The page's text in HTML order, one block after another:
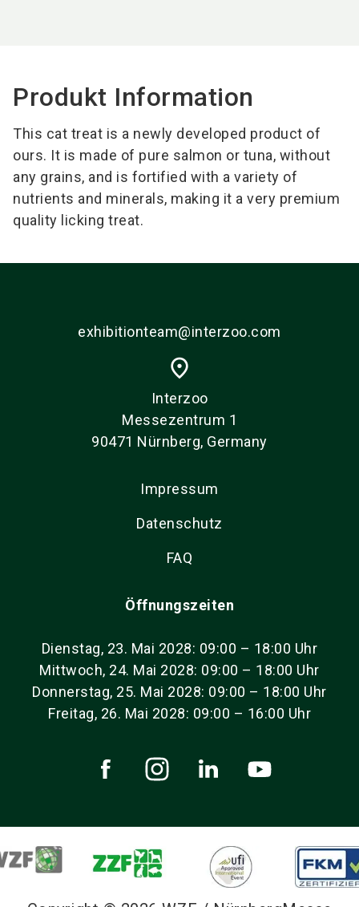
Produkt Information
This cat treat is a newly developed product of
ours. It is made of pure salmon or tuna, without
any grains, and is fortified with a variety of
nutrients and minerals, making it a very premium
quality licking treat.
exhibitionteam@interzoo.com
place
Interzoo
Messezentrum 1
90471 Nürnberg, Germany
Impressum
Datenschutz
FAQ
Öffnungszeiten
Dienstag, 23. Mai 2028: 09:00 – 18:00 Uhr
Mittwoch, 24. Mai 2028: 09:00 – 18:00 Uhr
Donnerstag, 25. Mai 2028: 09:00 – 18:00 Uhr
Freitag, 26. Mai 2028: 09:00 – 16:00 Uhr